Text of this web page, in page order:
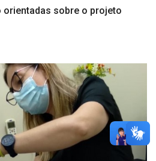
sobre o projeto